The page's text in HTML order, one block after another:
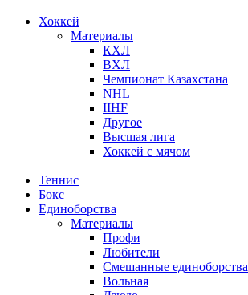
Хоккей
Материалы
КХЛ
ВХЛ
Чемпионат Казахстана
NHL
IIHF
Другое
Высшая лига
Хоккей с мячом
Теннис
Бокс
Единоборства
Материалы
Профи
Любители
Смешанные единоборства
Вольная